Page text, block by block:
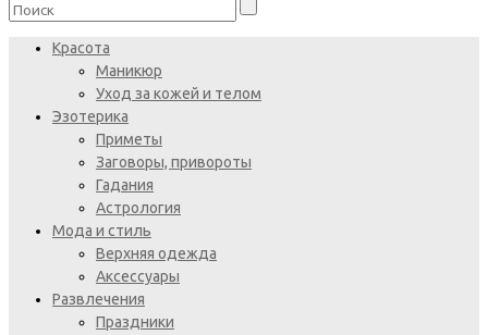
Красота
Маникюр
Уход за кожей и телом
Эзотерика
Приметы
Заговоры, привороты
Гадания
Астрология
Мода и стиль
Верхняя одежда
Аксессуары
Развлечения
Праздники